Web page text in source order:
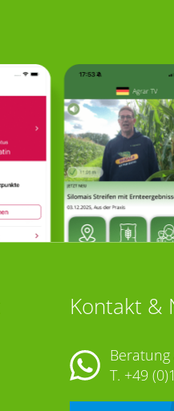
Kontakt &
T. +49